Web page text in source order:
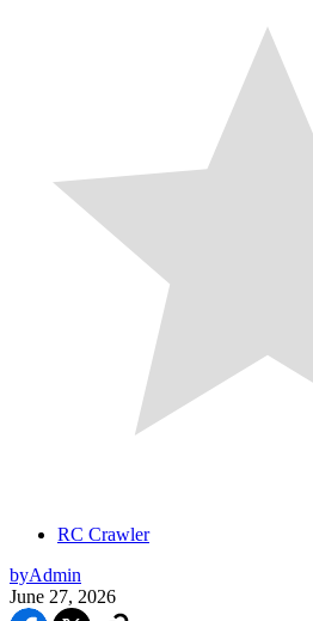
RC Crawler
byAdmin
June 27, 2026